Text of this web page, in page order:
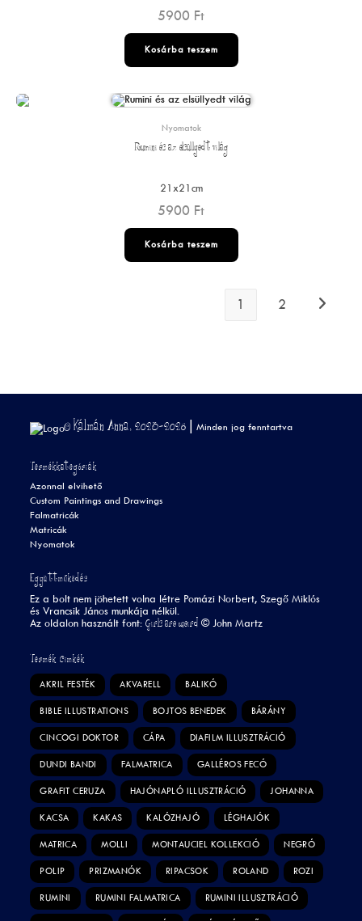
5900 Ft
Kosárba teszem
Nyomatok
Rumini és az elsüllyedt világ
21x21cm
5900 Ft
Kosárba teszem
1 2
© Kálmán Anna, 2023-2026 |Minden jog fenntartva
Termékkategóriák
Azonnal elvihető
Custom Paintings and Drawings
Falmatricák
Matricák
Nyomatok
Együttműködés
Ez a bolt nem jöhetett volna létre Pomázi Norbert, Szegő Miklós
és Vrancsik János munkája nélkül.
Az oldalon használt font:Girls are weird ©John Martz
Termék Címkék
AKRIL FESTÉK AKVARELL BALIKÓ
BIBLE ILLUSTRATIONS BOJTOS BENEDEK BÁRÁNY
CINCOGI DOKTOR CÁPA DIAFILM ILLUSZTRÁCIÓ
DUNDI BANDI FALMATRICA GALLÉROS FECÓ
GRAFIT CERUZA HAJÓNAPLÓ ILLUSZTRÁCIÓ JOHANNA
KACSA KAKAS KALÓZHAJÓ LÉGHAJÓK
MATRICA MOLLI MONTAUCIEL KOLLEKCIÓ NEGRÓ
POLIP PRIZMANÓK RIPACSOK ROLAND ROZI
RUMINI RUMINI FALMATRICA RUMINI ILLUSZTRÁCIÓ